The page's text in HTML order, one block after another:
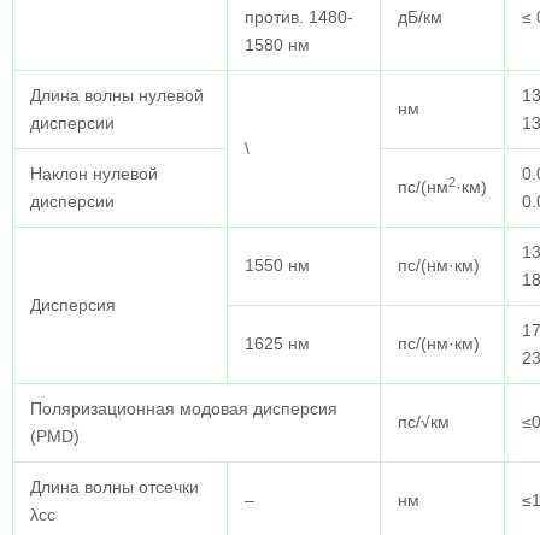
против. 1480-
1580 нм
дБ/км ≤
Длина волны нулевой
дисперсии
\
нм
Наклон нулевой
дисперсии
пс/(нм2·км)
Дисперсия
1550 нм пс/(нм·км)
1625 нм пс/(нм·км)
Поляризационная модовая дисперсия
(PMD)
пс/√км
Длина волны отсечки
λcc
– нм